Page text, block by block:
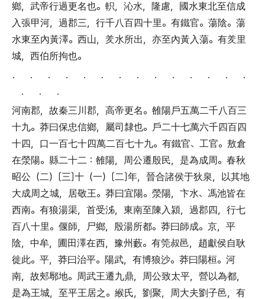
鄉， 武帝行過更名也。 軹， 沁水， 隆慮， 國水東北至信成
入張甲河， 過郡三， 行千八百四十里。 有鐵官。 蕩陰。 蕩
水東至內黃澤。 西山， 羑水所出， 亦至內黃入蕩。 有羑里
城， 西伯所拘也。
． ． ． ． ． ． ． ． ． ． ． ． ． ．
． ． ．
河南郡， 故秦三川郡， 高帝更名。 雒陽戶五萬二千八百三
十九。 莽曰保忠信鄉， 屬司隸也。 戶二十七萬六千四百四
十四， 口一百七十四萬二百七十九。 有鐵官、 工官。 敖倉
在滎陽。 縣二十二 ： 雒陽， 周公遷殷民， 是為成周。 春秋
昭公 （二）〔三〕十 （一）〔二〕年， 晉合諸侯于狄泉， 以其地
大成周之城， 居敬王。 莽曰宜陽。 滎陽， 卞水、 馮池皆在
西南。 有狼湯渠， 首受泲， 東南至陳入潁， 過郡四， 行七
百八十里。 偃師， 尸鄉， 殷湯所都。 莽曰師成。 京， 平
陰， 中牟， 圃田澤在西， 豫州藪。 有筦叔邑， 趙獻侯自耿
徙此。 平， 莽曰治平。 陽武， 有博狼沙。 莽曰陽桓。 河
南， 故郟鄏地。 周武王遷九鼎， 周公致太平， 營以為都，
是為王城， 至平王居之。 緱氏， 劉聚， 周大夫劉子邑， 有